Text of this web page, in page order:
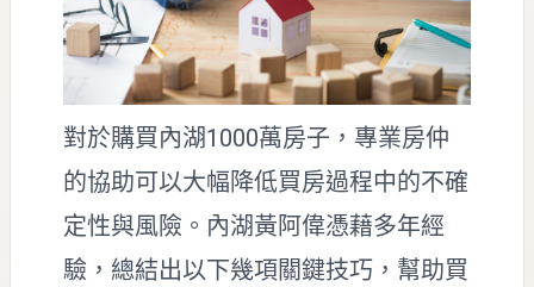
對於購買內湖1000萬房子，專業房仲
的協助可以大幅降低買房過程中的不確
定性與風險。內湖黃阿偉憑藉多年經
驗，總結出以下幾項關鍵技巧，幫助買